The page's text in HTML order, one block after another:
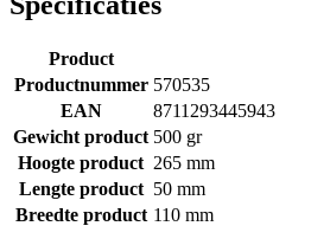
Product
Productnummer 570535
EAN
8711293445943
Gewicht product 500 gr
Hoogte product 265 mm
Lengte product 50 mm
Breedte product 110 mm